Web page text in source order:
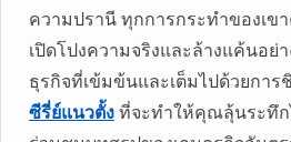
ความปรานี ทุกการกระทำของเข
เปิดโปงความจริงและล้างแค้นอย่
ธุรกิจที่เข้มข้นและเต็มไปด้วยการ
ซีรี่ย์แนวตั้ง ที่จะทำให้คุณลุ้นระทึ